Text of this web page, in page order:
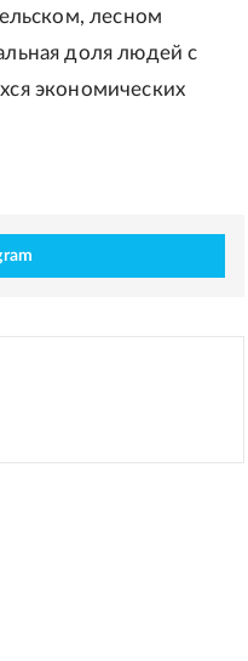
лесном
доля людей с
экономических